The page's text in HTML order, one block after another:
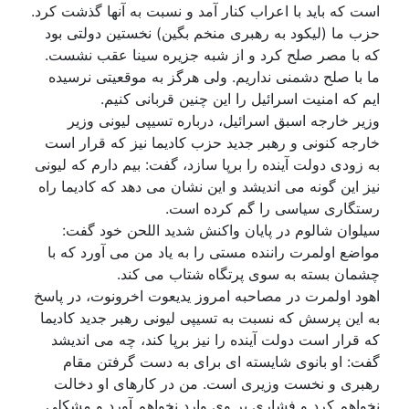
است که باید با اعراب کنار آمد و نسبت به آنها گذشت کرد.
حزب ما (لیکود به رهبری منخم بگین) نخستین دولتی بود
که با مصر صلح کرد و از شبه جزیره سینا عقب نشست.
ما با صلح دشمنی نداریم. ولی هرگز به موقعیتی نرسیده
ایم که امنیت اسرائیل را این چنین قربانی کنیم.
وزیر خارجه اسبق اسرائیل، درباره تسیپی لیونی وزیر
خارجه کنونی و رهبر جدید حزب کادیما نیز که قرار است
به زودی دولت آینده را برپا سازد، گفت: بیم دارم که لیونی
نیز این گونه می اندیشد و این نشان می دهد که کادیما راه
رستگاری سیاسی را گم کرده است.
سیلوان شالوم در پایان واکنش شدید اللحن خود گفت:
مواضع اولمرت راننده مستی را به یاد من می آورد که با
چشمان بسته به سوی پرتگاه شتاب می کند.
اهود اولمرت در مصاحبه امروز یدیعوت اخرونوت، در پاسخ
به این پرسش که نسبت به تسیپی لیونی رهبر جدید کادیما
که قرار است دولت آینده را نیز برپا کند، چه می اندیشد
گفت: او بانوی شایسته ای برای به دست گرفتن مقام
رهبری و نخست وزیری است. من در کارهای او دخالت